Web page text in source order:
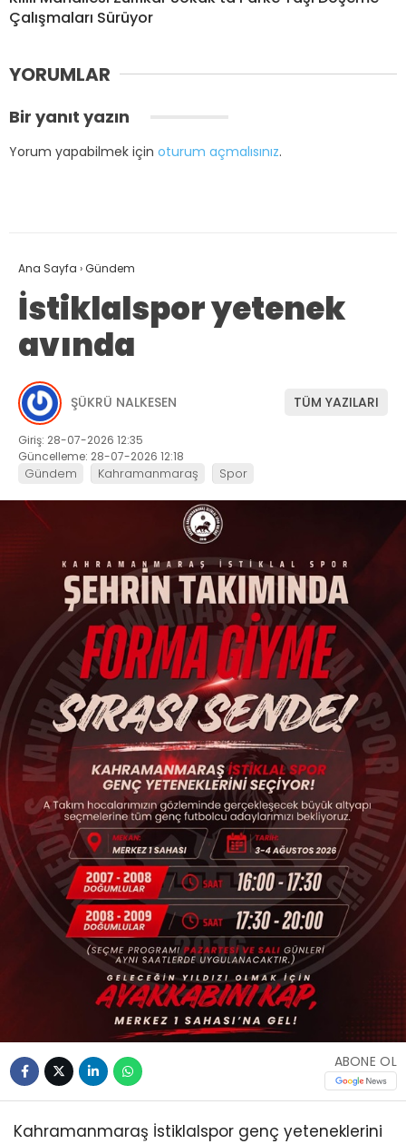
Çalışmaları Sürüyor
YORUMLAR
Bir yanıt yazın
Yorum yapabilmek için oturum açmalısınız.
Ana Sayfa ›Gündem
İstiklalspor yetenek
avında
ŞÜKRÜ NALKESEN TÜM YAZILARI
Giriş: 28-07-2026 12:35
Güncelleme: 28-07-2026 12:18
Gündem Kahramanmaraş Spor
ABONE OL
Kahramanmaraş İstiklalspor genç yeteneklerini